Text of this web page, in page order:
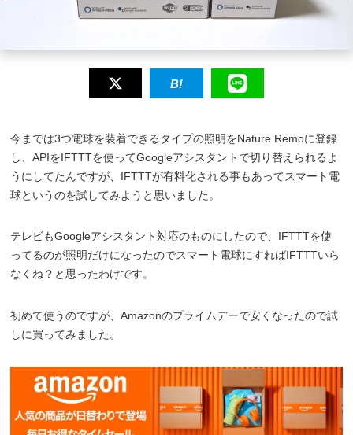
今までは3つ電球を装着できるタイプの照明をNature Remoに登録
し、APIをIFTTTを使ってGoogleアシスタントで切り替えられるよ
うにしてたんですが、IFTTTが有料化される事もあってスマート電
球というのを試してみようと思いました。
テレビもGoogleアシスタント対応のものにしたので、IFTTTを使
ってるのが照明だけになったのでスマート電球にすればIFTTTいら
なくね？と思ったわけです。
初めて使うのですが、Amazonのプライムデーで安くなったので試
しに買ってみました。